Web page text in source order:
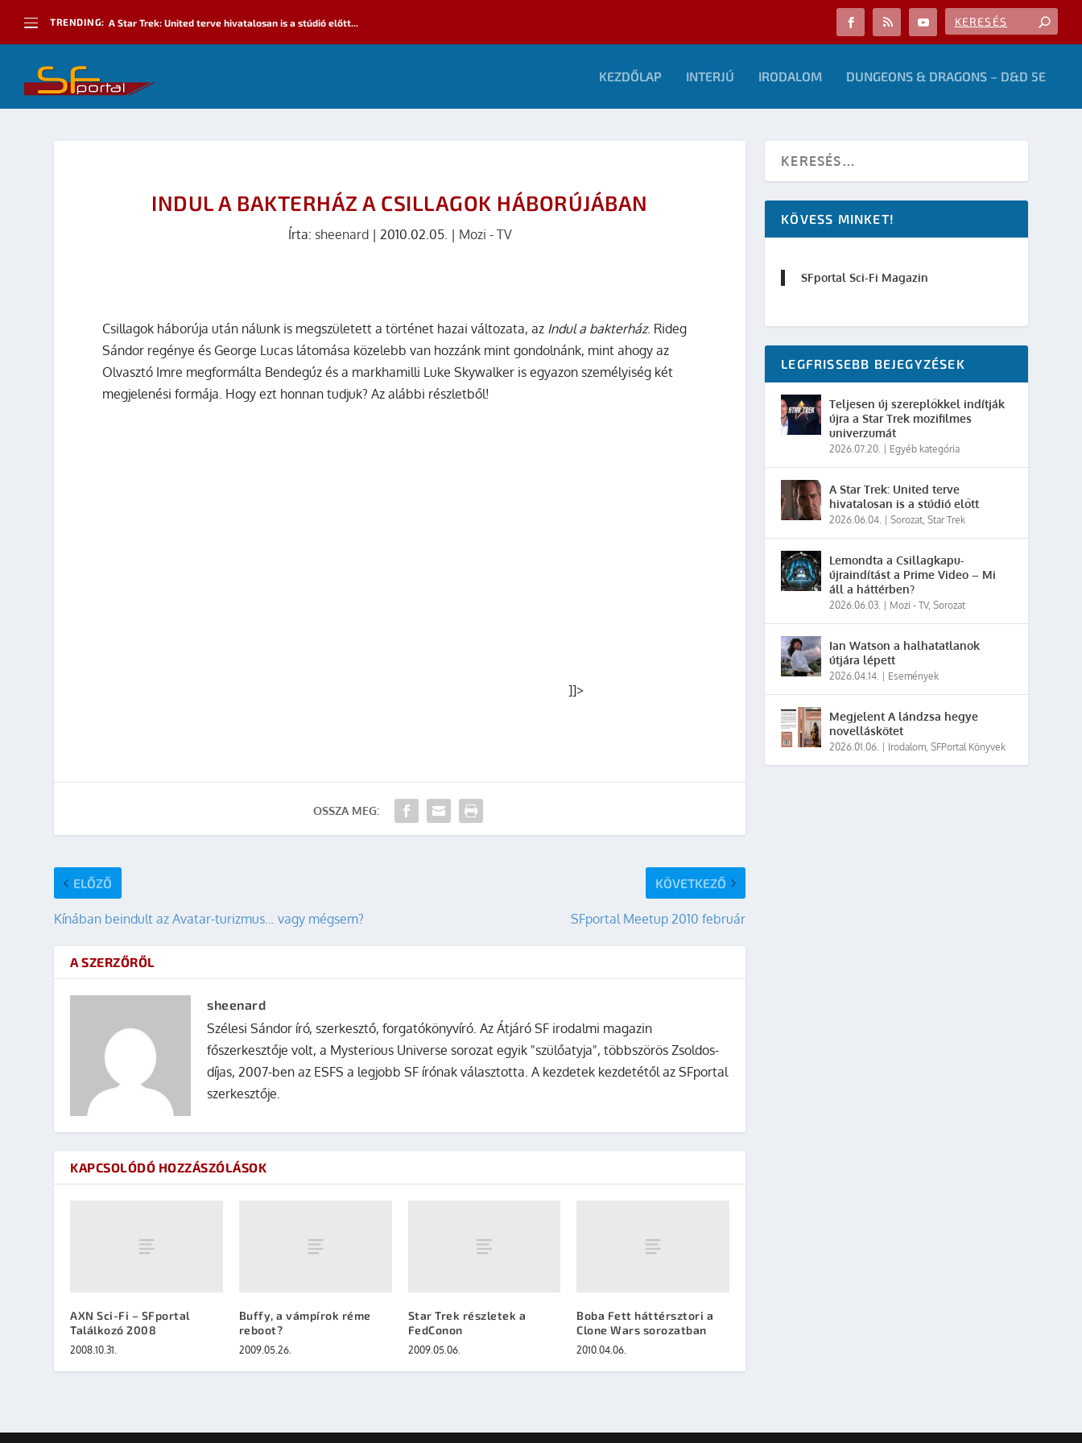
TRENDING: A Star Trek: United terve hivatalosan is a stúdió előtt...
KEZDŐLAP INTERJÚ IRODALOM DUNGEONS & DRAGONS – D&D 5E
INDUL A BAKTERHÁZ A CSILLAGOK HÁBORÚJÁBAN
Írta: sheenard| 2010.02.05. | Mozi - TV
Csillagok háborúja után nálunk is megszületett a történet hazai változata, az Indul a bakterház. Rideg
Sándor regénye és George Lucas látomása közelebb van hozzánk mint gondolnánk, mint ahogy az
Olvasztó Imre megformálta Bendegúz és a markhamilli Luke Skywalker is egyazon személyiség két
megjelenési formája. Hogy ezt honnan tudjuk? Az alábbi részletből!
]]>
OSSZA MEG:
ELŐZŐ
Kínában beindult az Avatar-turizmus… vagy mégsem?
KÖVETKEZŐ
SFportal Meetup 2010 február
A SZERZŐRŐL
sheenard
Szélesi Sándor író, szerkesztő, forgatókönyvíró. Az Átjáró SF irodalmi magazin
főszerkesztője volt, a Mysterious Universe sorozat egyik "szülőatyja", többszörös Zsoldos-
díjas, 2007-ben az ESFS a legjobb SF írónak választotta. A kezdetek kezdetétől az SFportal
szerkesztője.
KAPCSOLÓDÓ HOZZÁSZÓLÁSOK
AXN Sci-Fi – SFportal
Találkozó 2008
2008.10.31.
Buffy, a vámpírok réme
reboot?
2009.05.26.
Star Trek részletek a
FedConon
2009.05.06.
Boba Fett háttérsztori a
Clone Wars sorozatban
2010.04.06.
KÖVESS MINKET!
SFportal Sci-Fi Magazin
LEGFRISSEBB BEJEGYZÉSEK
Teljesen új szereplőkkel indítják
újra a Star Trek mozifilmes
univerzumát
2026.07.20. Egyéb kategória
A Star Trek: United terve
hivatalosan is a stúdió előtt
2026.06.04. |Sorozat,Star Trek
Lemondta a Csillagkapu-
újraindítást a Prime Video – Mi
áll a háttérben?
2026.06.03. Mozi - TV,Sorozat
Ian Watson a halhatatlanok
útjára lépett
2026.04.14. Események
Megjelent A lándzsa hegye
novelláskötet
2026.01.06. Irodalom,SFPortal Könyvek